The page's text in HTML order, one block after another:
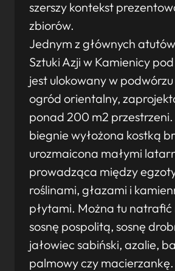
szerszy kontekst
zbiorów.
Jednym z głównych
Sztuki Azji w Kamienicy
jest ulokowany w
ogród orientalny,
ponad 200 m2
biegnie wyłożona kostką
urozmaicona małymi
prowadząca między
roślinami, głazami i
płytami. Można tu natrafić
sosnę pospolitą, sosnę
jałowiec sabiński, azalie,
palmowy czy